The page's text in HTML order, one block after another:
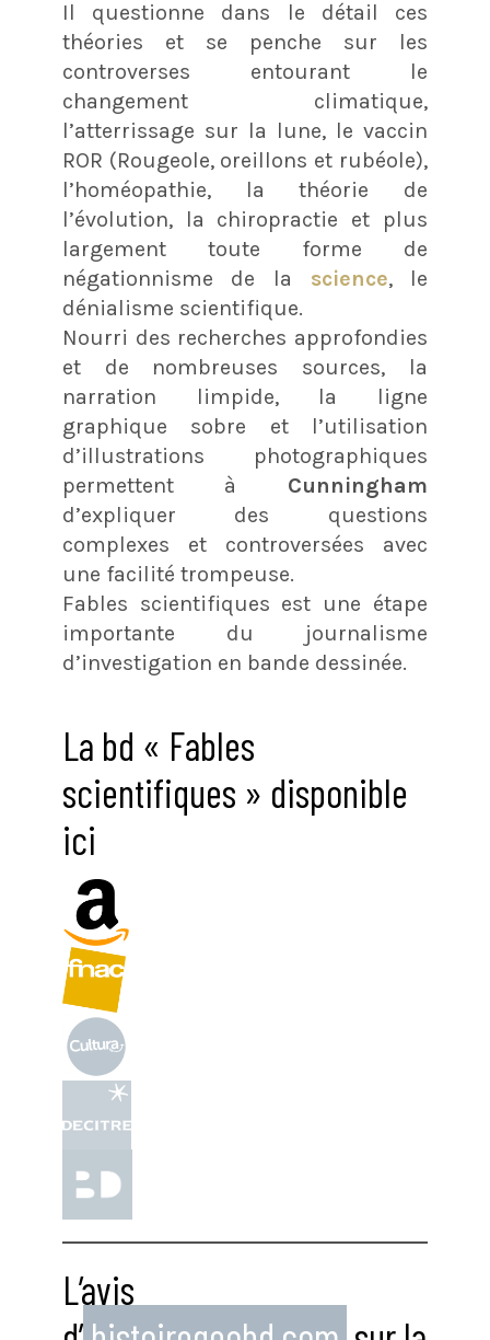
Il questionne dans le détail ces
théories et se penche sur les
controverses entourant le
changement climatique,
l’atterrissage sur la lune, le vaccin
ROR (Rougeole, oreillons et rubéole),
l’homéopathie, la théorie de
l’évolution, la chiropractie et plus
largement toute forme de
négationnisme de la science, le
dénialisme scientifique.
Nourri des recherches approfondies
et de nombreuses sources, la
narration limpide, la ligne
graphique sobre et l’utilisation
d’illustrations photographiques
permettent à Cunningham
d’expliquer des questions
complexes et controversées avec
une facilité trompeuse.
Fables scientifiques est une étape
importante du journalisme
d’investigation en bande dessinée.
La bd « Fables
scientifiques » disponible
ici
L’avis